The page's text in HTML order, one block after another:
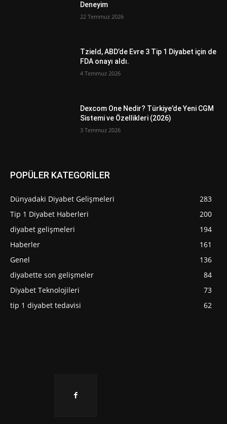
Deneyim
22 Temmuz 2026
Tzield, ABD’de Evre 3 Tip 1 Diyabet için de
FDA onayı aldı.
4 Temmuz 2026
Dexcom One Nedir? Türkiye’de Yeni CGM
Sistemi ve Özellikleri (2026)
3 Temmuz 2026
POPÜLER KATEGORİLER
Dünyadaki Diyabet Gelişmeleri
283
Tip 1 Diyabet Haberleri
200
diyabet gelişmeleri
194
Haberler
161
Genel
136
diyabette son gelişmeler
84
Diyabet Teknolojileri
73
tip 1 diyabet tedavisi
62